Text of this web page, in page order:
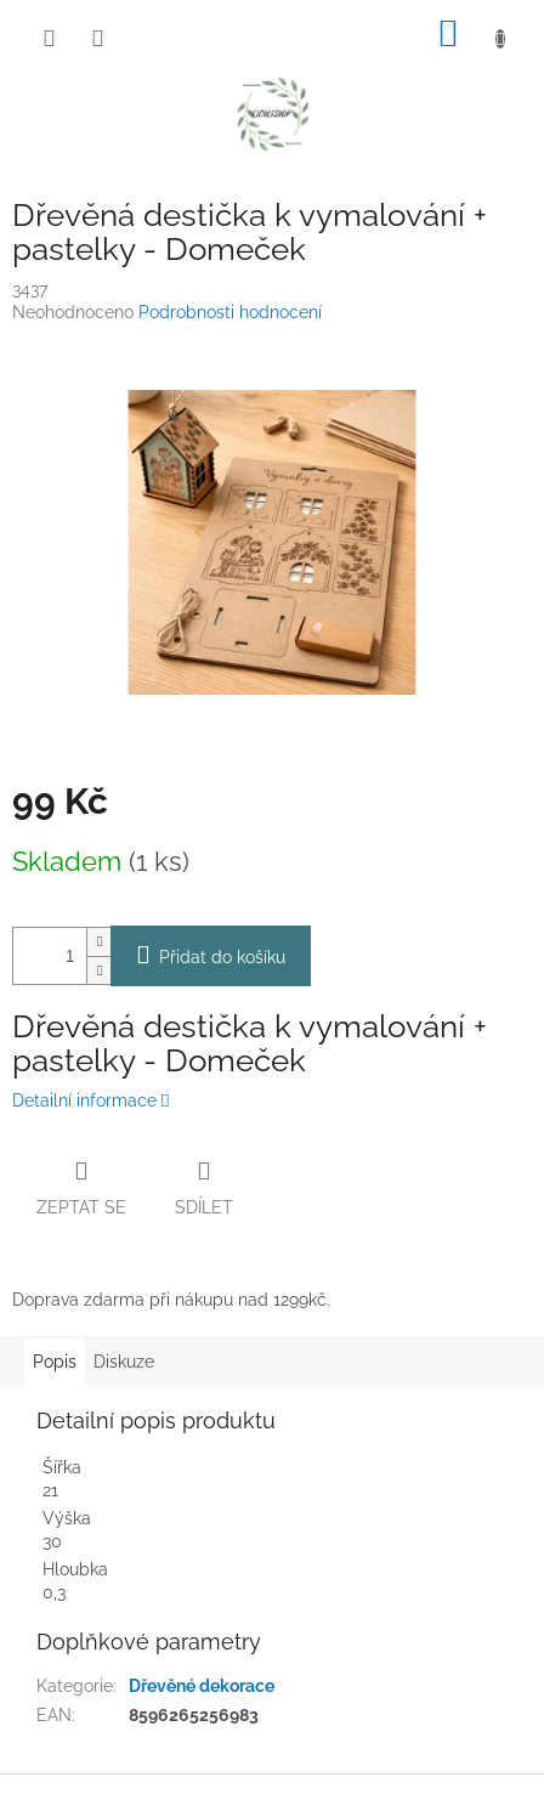
Dřevěná destička k vymalování +
pastelky - Domeček
3437
Průměrné
Neohodnoceno Podrobnosti hodnocení
99 Kč
cena:
Skladem (1 ks)
Přidat do košíku
Dřevěná destička k vymalování +
pastelky - Domeček
Detailní informace
ZEPTAT SE SDÍLET
Doprava zdarma při nákupu nad 1299kč.
Popis Diskuze
Detailní popis produktu
Šířka
21
Výška
30
Hloubka
0,3
Doplňkové parametry
Kategorie:
Dřevěné dekorace
EAN: 8596265256983